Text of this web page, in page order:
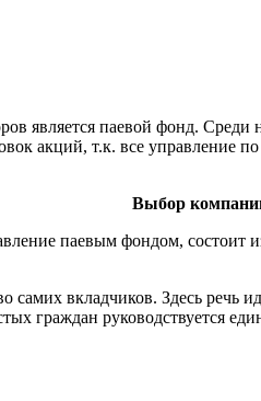
является паевой фонд.
акций, т.к. все управление
Выбор
паевым фондом, состоит
самих вкладчиков. Здесь
граждан руководствуется